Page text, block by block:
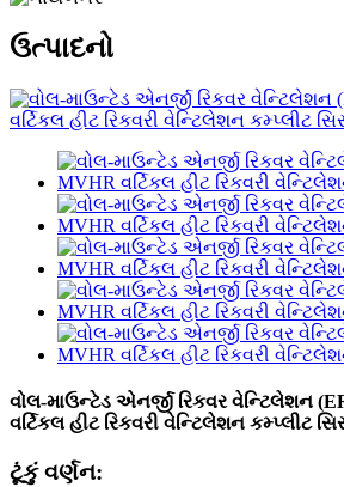
ઉત્પાદનો
વોલ-માઉન્ટેડ એનર્જી રિકવર વેન્ટિલેશન
વર્ટિકલ હીટ રિકવરી વેન્ટિલેશન કમ્પ્લીટ
ટૂંકું વર્ણન: